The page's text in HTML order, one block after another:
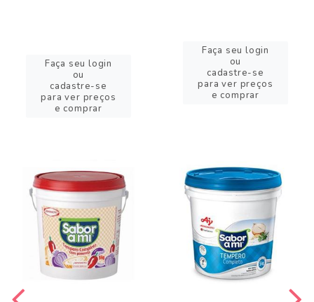
Faça seu login
ou
cadastre-se
para ver preços
e comprar
Faça seu login
ou
cadastre-se
para ver preços
e comprar